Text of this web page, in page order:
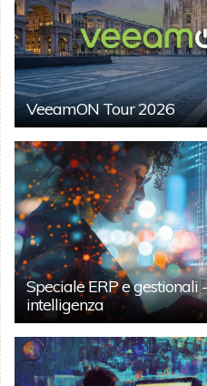
VeeamON Tour 2026
Speciale ERP e gestionali
intelligenza